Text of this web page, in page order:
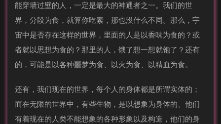
能穿墙过壁的人，一定是最大的神通者之一。我们的世
界，分段为食，就算你吃素，那也没什么不同。那么，宇
宙中是否存在这样的世界，里面的人是以香味为食的？或
者就以思想为食的？那里的人，饿了想一想就饱了？还有
的，可能是以各种噩梦为食、以火为食、以精血为食。
还有，我们现在的世界，每个人的身体都是所谓实体的；
而在无限的世界中，有些生物，是以想象为身体的、他们
有着现在的人类不能想象的各种形象以及构造，他们的身